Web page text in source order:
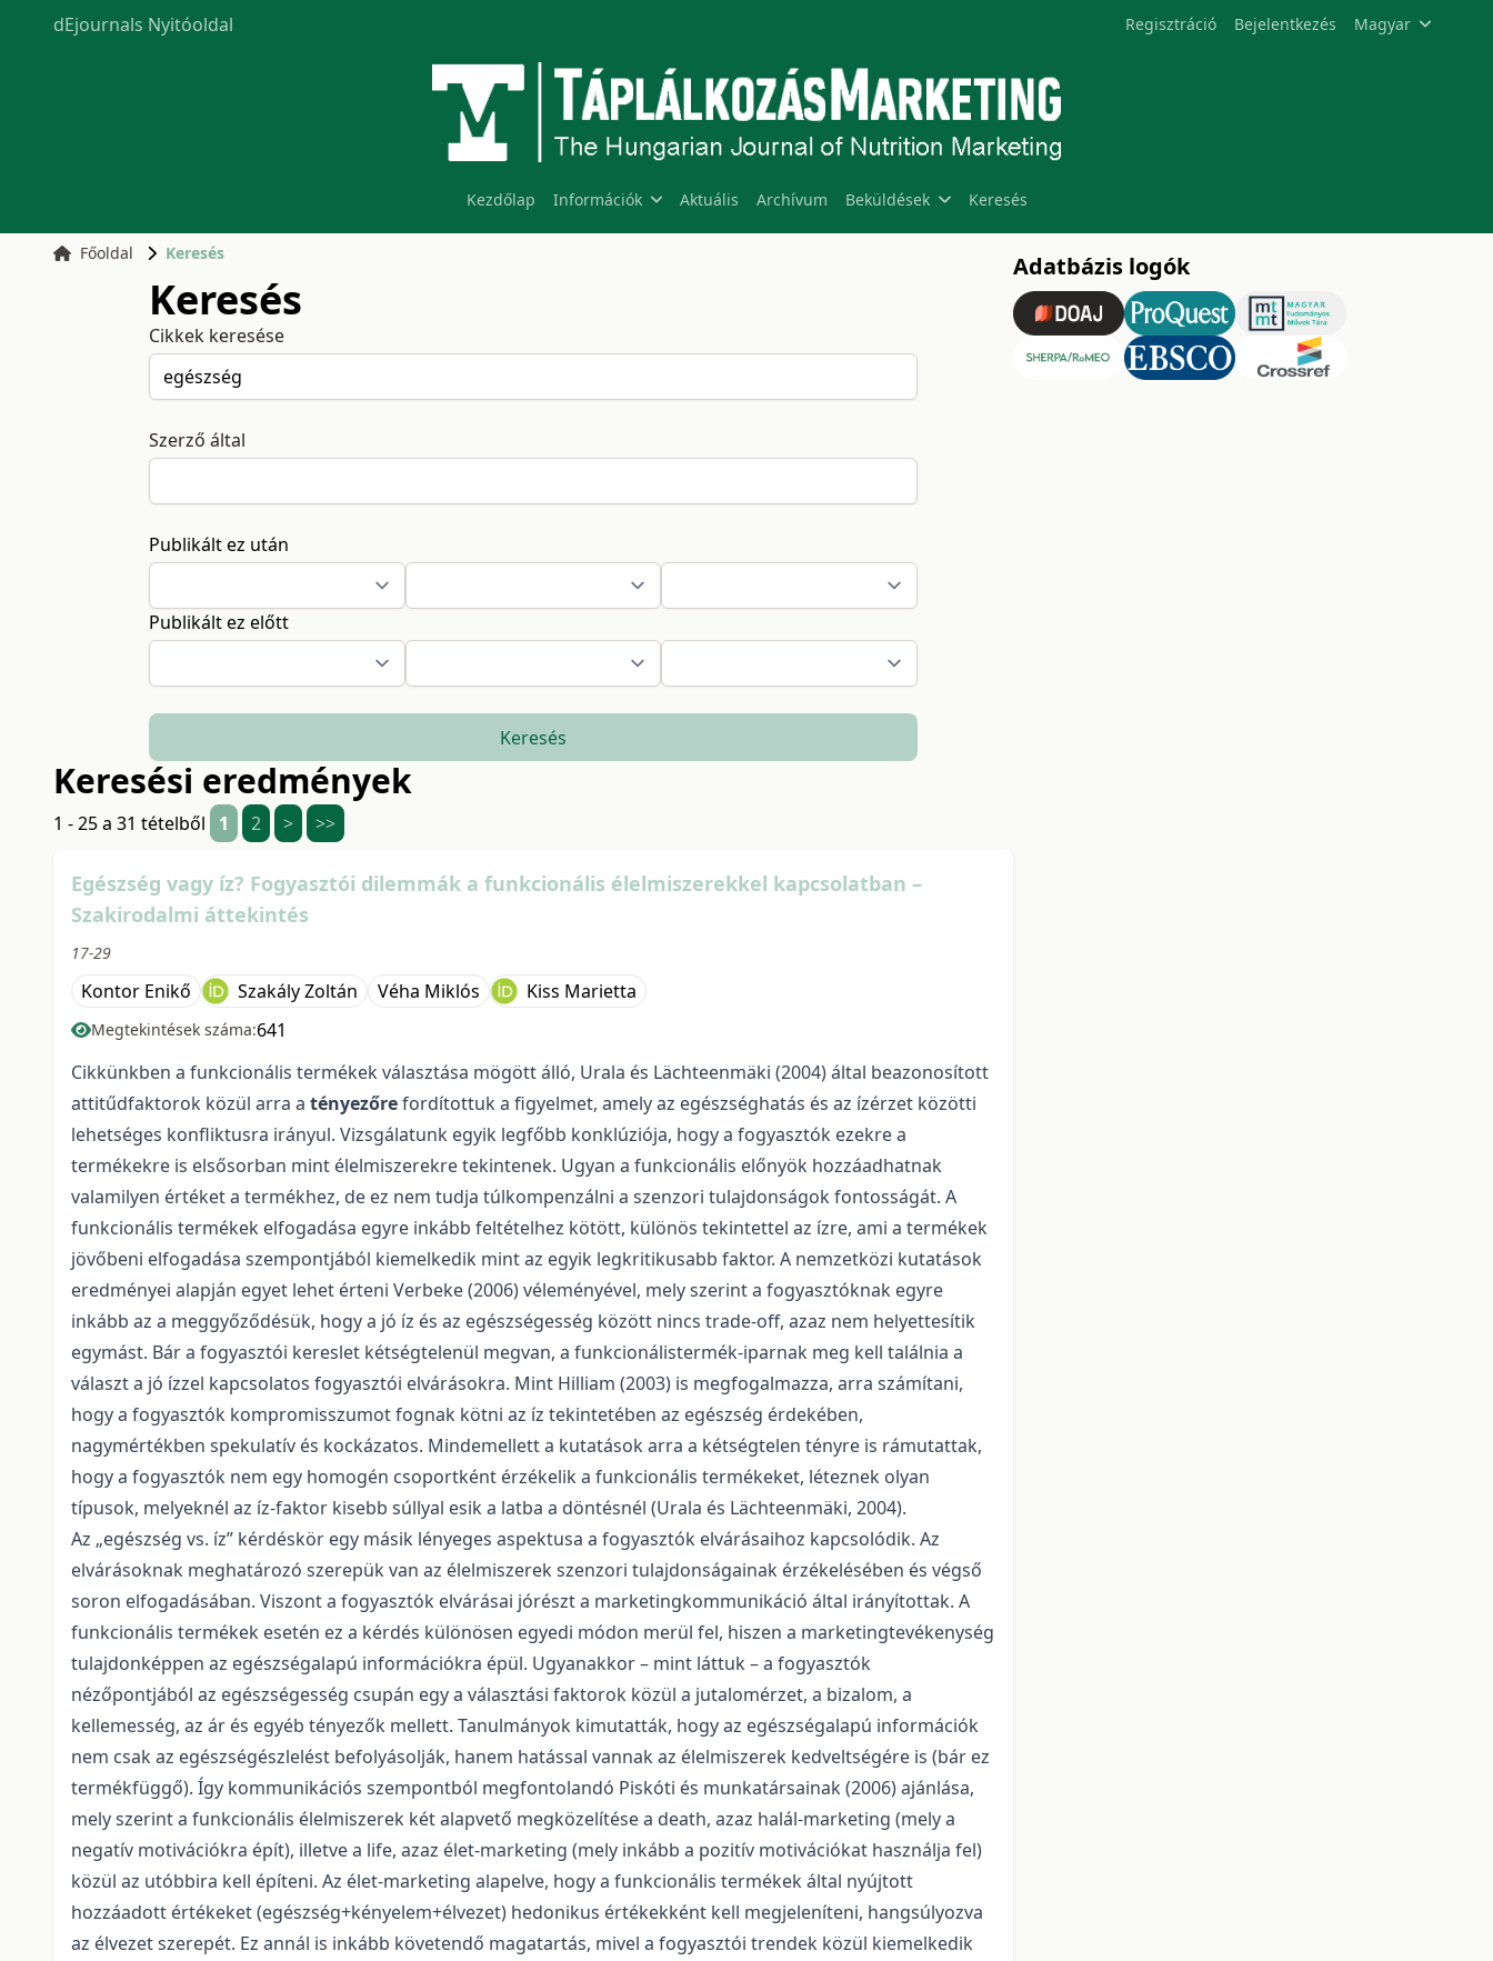
dEjournals Nyitóoldal Regisztráció Bejelentkezés Magyar
Kezdőlap Információk Aktuális Archívum Beküldések Keresés
Főoldal Keresés
Keresés
Cikkek keresése
Szerző által
Publikált ez után
Publikált ez előtt
Keresés
Keresési eredmények
1 - 25 a 31 tételből 1 2 > >>
Egészség vagy íz? Fogyasztói dilemmák a funkcionális élelmiszerekkel kapcsolatban –
Szakirodalmi áttekintés
17-29
Kontor Enikő Szakály Zoltán Véha Miklós Kiss Marietta
Megtekintések száma:641
Cikkünkben a funkcionális termékek választása mögött álló, Urala és Lächteenmäki (2004) által beazonosított
attitűdfaktorok közül arra a tényezőrefordítottuk a figyelmet, amely az egészséghatás és az ízérzet közötti
lehetséges konfliktusra irányul. Vizsgálatunk egyik legfőbb konklúziója, hogy a fogyasztók ezekre a
termékekre is elsősorban mint élelmiszerekre tekintenek. Ugyan a funkcionális előnyök hozzáadhatnak
valamilyen értéket a termékhez, de ez nem tudja túlkompenzálni a szenzori tulajdonságok fontosságát. A
funkcionális termékek elfogadása egyre inkább feltételhez kötött, különös tekintettel az ízre, ami a termékek
jövőbeni elfogadása szempontjából kiemelkedik mint az egyik legkritikusabb faktor. A nemzetközi kutatások
eredményei alapján egyet lehet érteni Verbeke (2006) véleményével, mely szerint a fogyasztóknak egyre
inkább az a meggyőződésük, hogy a jó íz és az egészségesség között nincs trade-off, azaz nem helyettesítik
egymást. Bár a fogyasztói kereslet kétségtelenül megvan, a funkcionálistermék-iparnak meg kell találnia a
választ a jó ízzel kapcsolatos fogyasztói elvárásokra. Mint Hilliam (2003) is megfogalmazza, arra számítani,
hogy a fogyasztók kompromisszumot fognak kötni az íz tekintetében az egészség érdekében,
nagymértékben spekulatív és kockázatos. Mindemellett a kutatások arra a kétségtelen tényre is rámutattak,
hogy a fogyasztók nem egy homogén csoportként érzékelik a funkcionális termékeket, léteznek olyan
típusok, melyeknél az íz-faktor kisebb súllyal esik a latba a döntésnél (Urala és Lächteenmäki, 2004).
Az „egészség vs. íz” kérdéskör egy másik lényeges aspektusa a fogyasztók elvárásaihoz kapcsolódik. Az
elvárásoknak meghatározó szerepük van az élelmiszerek szenzori tulajdonságainak érzékelésében és végső
soron elfogadásában. Viszont a fogyasztók elvárásai jórészt a marketingkommunikáció által irányítottak. A
funkcionális termékek esetén ez a kérdés különösen egyedi módon merül fel, hiszen a marketingtevékenység
tulajdonképpen az egészségalapú információkra épül. Ugyanakkor – mint láttuk – a fogyasztók
nézőpontjából az egészségesség csupán egy a választási faktorok közül a jutalomérzet, a bizalom, a
kellemesség, az ár és egyéb tényezők mellett. Tanulmányok kimutatták, hogy az egészségalapú információk
nem csak az egészségészlelést befolyásolják, hanem hatással vannak az élelmiszerek kedveltségére is (bár ez
termékfüggő). Így kommunikációs szempontból megfontolandó Piskóti és munkatársainak (2006) ajánlása,
mely szerint a funkcionális élelmiszerek két alapvető megközelítése a death, azaz halál-marketing (mely a
negatív motivációkra épít), illetve a life, azaz élet-marketing (mely inkább a pozitív motivációkat használja fel)
közül az utóbbira kell építeni. Az élet-marketing alapelve, hogy a funkcionális termékek által nyújtott
hozzáadott értékeket (egészség+kényelem+élvezet) hedonikus értékekként kell megjeleníteni, hangsúlyozva
az élvezet szerepét. Ez annál is inkább követendő magatartás, mivel a fogyasztói trendek közül kiemelkedik
Adatbázis logók